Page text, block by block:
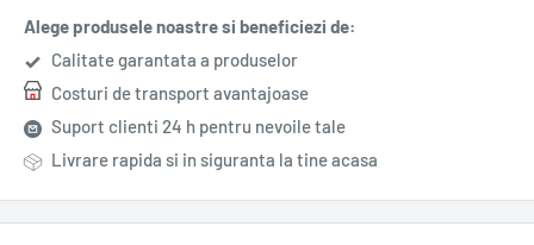
Alege produsele noastre si beneficiezi de:
Calitate garantata a produselor
Costuri de transport avantajoase
Suport clienti 24 h pentru nevoile tale
Livrare rapida si in siguranta la tine acasa